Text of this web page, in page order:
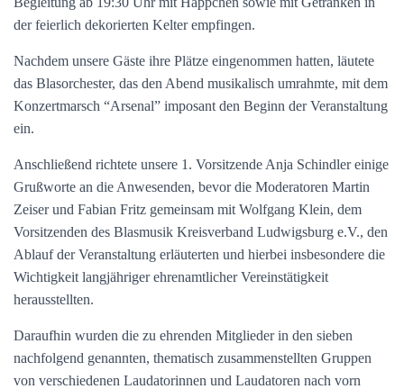
der feierlich dekorierten Kelter empfingen.
Nachdem unsere Gäste ihre Plätze eingenommen hatten, läutete
das Blasorchester, das den Abend musikalisch umrahmte, mit dem
Konzertmarsch “Arsenal” imposant den Beginn der Veranstaltung
ein.
Anschließend richtete unsere 1. Vorsitzende Anja Schindler einige
Grußworte an die Anwesenden, bevor die Moderatoren Martin
Zeiser und Fabian Fritz gemeinsam mit Wolfgang Klein, dem
Vorsitzenden des Blasmusik Kreisverband Ludwigsburg e.V., den
Ablauf der Veranstaltung erläuterten und hierbei insbesondere die
Wichtigkeit langjähriger ehrenamtlicher Vereinstätigkeit
herausstellten.
Daraufhin wurden die zu ehrenden Mitglieder in den sieben
nachfolgend genannten, thematisch zusammenstellten Gruppen
von verschiedenen Laudatorinnen und Laudatoren nach vorn